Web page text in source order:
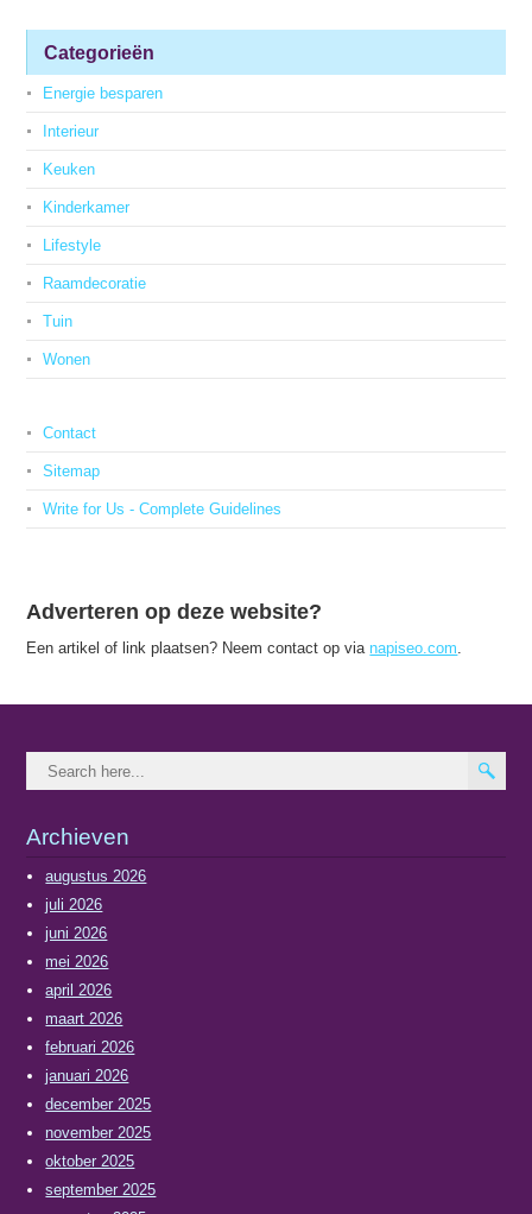
Categorieën
Energie besparen
Interieur
Keuken
Kinderkamer
Lifestyle
Raamdecoratie
Tuin
Wonen
Contact
Sitemap
Write for Us - Complete Guidelines
Adverteren op deze website?
Een artikel of link plaatsen? Neem contact op vianapiseo.com.
Archieven
augustus 2026
juli 2026
juni 2026
mei 2026
april 2026
maart 2026
februari 2026
januari 2026
december 2025
november 2025
oktober 2025
september 2025